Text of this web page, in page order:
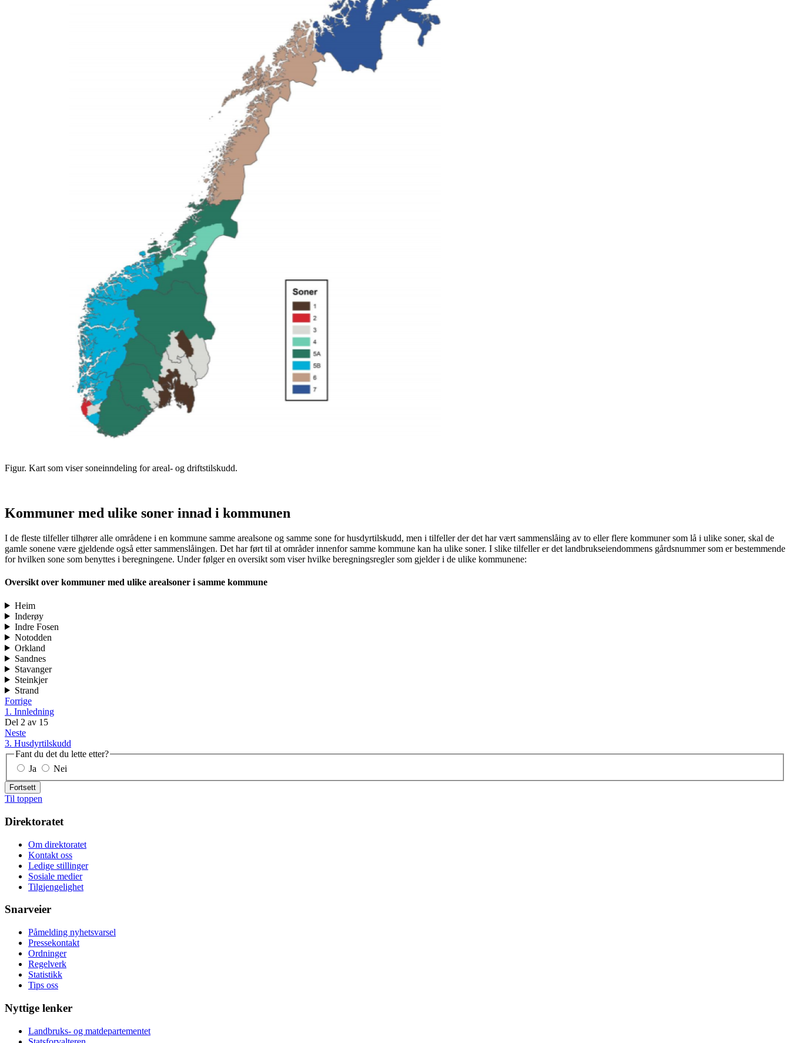
Figur. Kart som viser soneinndeling for areal- og driftstilskudd.
Kommuner med ulike soner innad i kommunen
I de fleste tilfeller tilhører alle områdene i en kommune samme arealsone og samme sone for husdyrtilskudd, men i tilfeller der det har vært sammenslåing av to eller flere kommuner som lå i ulike soner, skal de
gamle sonene være gjeldende også etter sammenslåingen. Det har ført til at områder innenfor samme kommune kan ha ulike soner. I slike tilfeller er det landbrukseiendommens gårdsnummer som er bestemmende
for hvilken sone som benyttes i beregningene. Under følger en oversikt som viser hvilke beregningsregler som gjelder i de ulike kommunene:
Oversikt over kommuner med ulike arealsoner i samme kommune
Heim
Inderøy
Indre Fosen
Notodden
Orkland
Sandnes
Stavanger
Steinkjer
Strand
Forrige
1. Innledning
Del 2 av 15
Neste
3. Husdyrtilskudd
Fant du det du lette etter?
Ja
Nei
Fortsett
Til toppen
Direktoratet
Om direktoratet
Kontakt oss
Ledige stillinger
Sosiale medier
Tilgjengelighet
Snarveier
Påmelding nyhetsvarsel
Pressekontakt
Ordninger
Regelverk
Statistikk
Tips oss
Nyttige lenker
Landbruks- og matdepartementet